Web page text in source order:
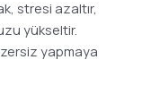
stresi azaltır,
yükseltir.
yapmaya